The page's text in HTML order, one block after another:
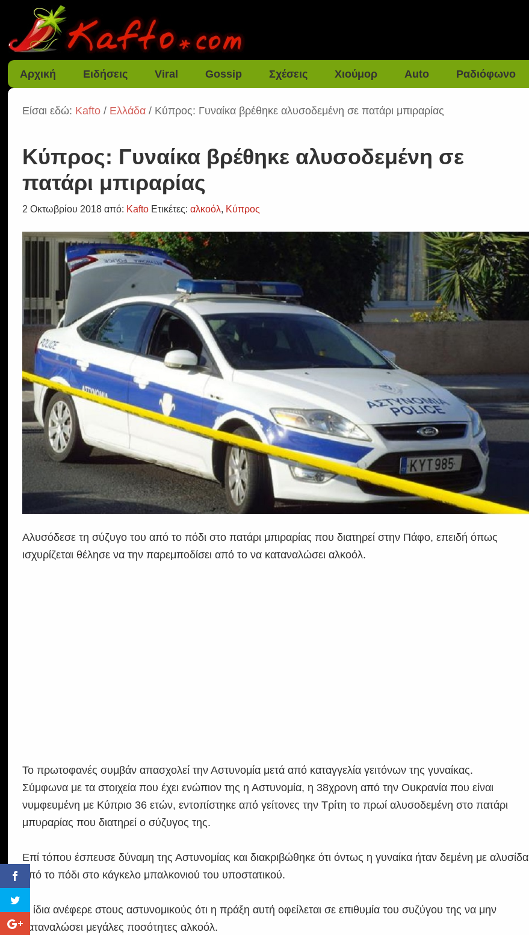
Αρχική Ειδήσεις Viral Gossip Σχέσεις Χιούμορ Auto Ραδιόφωνο
Είσαι εδώ: Kafto / Ελλάδα / Κύπρος: Γυναίκα βρέθηκε αλυσοδεμένη σε πατάρι μπιραρίας
Κύπρος: Γυναίκα βρέθηκε αλυσοδεμένη σε
πατάρι μπιραρίας
2 Οκτωβρίου 2018 από: Kafto Ετικέτες:αλκοόλ, Κύπρος
Αλυσόδεσε τη σύζυγο του από το πόδι στο πατάρι μπιραρίας που διατηρεί στην Πάφο, επειδή όπως
ισχυρίζεται θέλησε να την παρεμποδίσει από το να καταναλώσει αλκοόλ.
Το πρωτοφανές συμβάν απασχολεί την Αστυνομία μετά από καταγγελία γειτόνων της γυναίκας.
Σύμφωνα με τα στοιχεία που έχει ενώπιον της η Αστυνομία, η 38χρονη από την Ουκρανία που είναι
νυμφευμένη με Κύπριο 36 ετών, εντοπίστηκε από γείτονες την Τρίτη το πρωί αλυσοδεμένη στο πατάρι
μπυραρίας που διατηρεί ο σύζυγος της.
Επί τόπου έσπευσε δύναμη της Αστυνομίας και διακριβώθηκε ότι όντως η γυναίκα ήταν δεμένη με αλυσίδα
από το πόδι στο κάγκελο μπαλκονιού του υποστατικού.
Η ίδια ανέφερε στους αστυνομικούς ότι η πράξη αυτή οφείλεται σε επιθυμία του συζύγου της να μην
καταναλώσει μεγάλες ποσότητες αλκοόλ.